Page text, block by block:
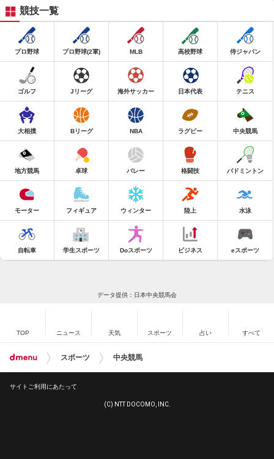
競技一覧
プロ野球 プロ野球(2軍) MLB 高校野球 侍ジャパン
ゴルフ Jリーグ 海外サッカー 日本代表 テニス
大相撲 Bリーグ NBA ラグビー 中央競馬
地方競馬 卓球 バレー 格闘技 バドミントン
モーター フィギュア ウィンター 陸上 水泳
自転車 学生スポーツ Doスポーツ ビジネス eスポーツ
データ提供：日本中央競馬会
TOP ニュース 天気 スポーツ 占い すべて
スポーツ 中央競馬
サイトご利用にあたって
(C) NTT DOCOMO, INC.